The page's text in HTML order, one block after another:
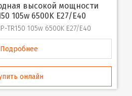
105w 6500K E27/E40
TR150 105w 6500K E27/E40
Подробнее
онлайн